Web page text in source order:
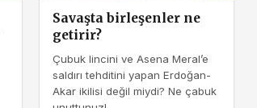
Savaşta birleşenler ne
getirir?
Çubuk lincini ve Asena Meral’e
saldırı tehditini yapan Erdoğan-
Akar ikilisi değil miydi? Ne çabuk